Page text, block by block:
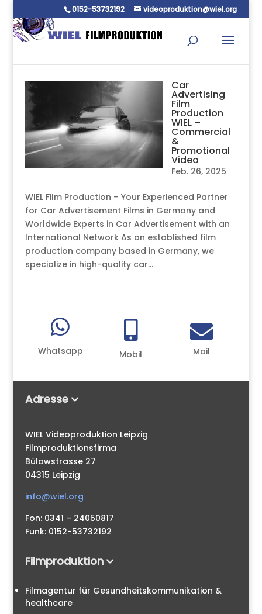
0152-53732192 videoproduktion@wiel.org
Car
Advertising
Film
Production
WIEL –
Commercial
&
Promotional
Video
Feb. 26, 2025
WIEL Film Production – Your Experienced Partner
for Car Advertisement Films in Germany and
Worldwide Experts in Car Advertisement with an
International Network As an established film
production company based in Germany, we
specialize in high-quality car...

Whatsapp

Mobil

Mail
Adresse
WIEL Videoproduktion Leipzig
Filmproduktionsfirma
Bülowstrasse 27
04315 Leipzig
info@wiel.org
Fon: 0341 – 24050817
Funk: 0152-53732192
Filmproduktion
Filmagentur für Gesundheitskommunikation &
healthcare